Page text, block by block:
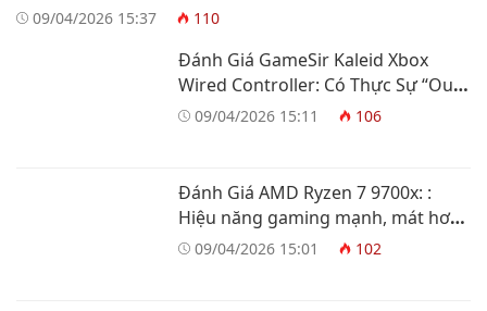
09/04/2026 15:37 110
Đánh Giá GameSir Kaleid Xbox
Wired Controller: Có Thực Sự “Out
Trình” Tay Cầm Xbox?
09/04/2026 15:11 106
Đánh Giá AMD Ryzen 7 9700x: :
Hiệu năng gaming mạnh, mát hơn
và tiết kiệm điện
09/04/2026 15:01 102